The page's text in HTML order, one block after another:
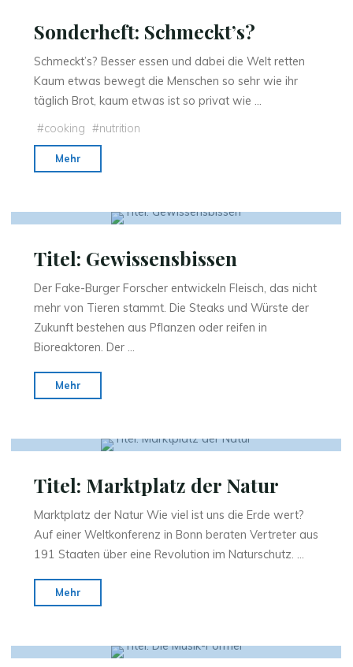
Sonderheft: Schmeckt’s?
Schmeckt’s? Besser essen und dabei die Welt retten
Kaum etwas bewegt die Menschen so sehr wie ihr
täglich Brot, kaum etwas ist so privat wie …
#cooking #nutrition
Mehr
Schmeckt’s?"
Titel: Gewissensbissen
Der Fake-Burger Forscher entwickeln Fleisch, das nicht
mehr von Tieren stammt. Die Steaks und Würste der
Zukunft bestehen aus Pflanzen oder reifen in
Bioreaktoren. Der …
Mehr
Gewissensbissen"
Titel: Marktplatz der Natur
Marktplatz der Natur Wie viel ist uns die Erde wert?
Auf einer Weltkonferenz in Bonn beraten Vertreter aus
191 Staaten über eine Revolution im Naturschutz. …
Mehr
Marktplatz
Natur"